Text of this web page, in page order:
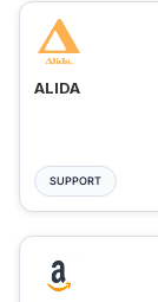
ALIDA
SUPPORT